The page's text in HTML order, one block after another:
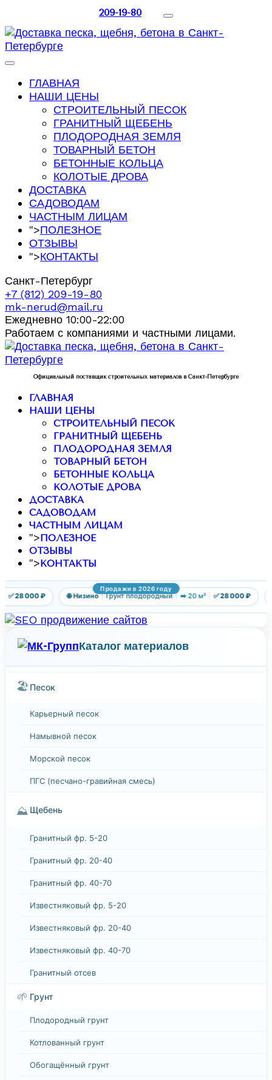
209-19-80
ГЛАВНАЯ
НАШИ ЦЕНЫ
СТРОИТЕЛЬНЫЙ ПЕСОК
ГРАНИТНЫЙ ЩЕБЕНЬ
ПЛОДОРОДНАЯ ЗЕМЛЯ
ТОВАРНЫЙ БЕТОН
БЕТОННЫЕ КОЛЬЦА
КОЛОТЫЕ ДРОВА
ДОСТАВКА
САДОВОДАМ
ЧАСТНЫМ ЛИЦАМ
">ПОЛЕЗНОЕ
ОТЗЫВЫ
">КОНТАКТЫ
Санкт-Петербург
+7 (812) 209-19-80
mk-nerud@mail.ru
Ежедневно 10:00-22:00
Работаем с компаниями и частными лицами.
Официальный поставщик строительных материалов в Санкт-Петербурге
ГЛАВНАЯ
НАШИ ЦЕНЫ
СТРОИТЕЛЬНЫЙ ПЕСОК
ГРАНИТНЫЙ ЩЕБЕНЬ
ПЛОДОРОДНАЯ ЗЕМЛЯ
ТОВАРНЫЙ БЕТОН
БЕТОННЫЕ КОЛЬЦА
КОЛОТЫЕ ДРОВА
ДОСТАВКА
САДОВОДАМ
ЧАСТНЫМ ЛИЦАМ
">ПОЛЕЗНОЕ
ОТЗЫВЫ
">КОНТАКТЫ
Продажи в 2026 году
28 000 ₽ 🌐 Низино | Грунт плодородный | ➡️ 20 м³ | ✅ 28 000 ₽
Каталог материалов
🏖️ Песок
Карьерный песок
Намывной песок
Морской песок
ПГС (песчано-гравийная смесь)
⛰️ Щебень
Гранитный фр. 5-20
Гранитный фр. 20-40
Гранитный фр. 40-70
Известняковый фр. 5-20
Известняковый фр. 20-40
Известняковый фр. 40-70
Гранитный отсев
🌱 Грунт
Плодородный грунт
Котлованный грунт
Обогащённый грунт